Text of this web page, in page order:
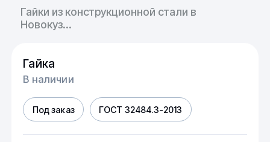
Гайки из конструкционной стали в
Новокуз...
Гайка
В наличии
Под заказ ГОСТ 32484.3-2013